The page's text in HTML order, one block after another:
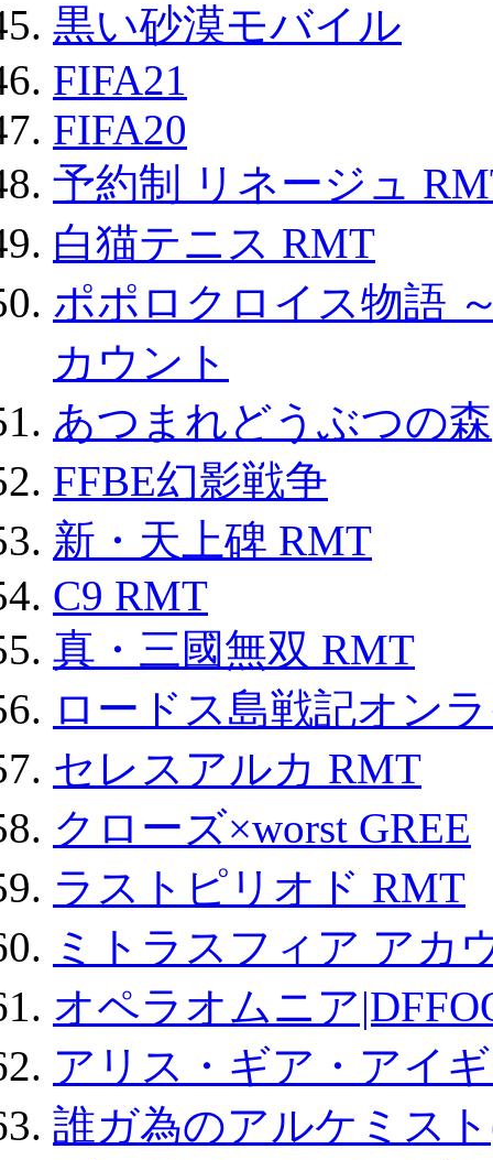
黒い砂漠モバイル
FIFA21
FIFA20
予約制 リネージュ
白猫テニス RMT
ポポロクロイス物語
カウント
あつまれどうぶつの森
FFBE幻影戦争
新・天上碑 RMT
C9 RMT
真・三國無双 RMT
ロードス島戦記オン
セレスアルカ RMT
クローズ×worst GREE
ラストピリオド RMT
ミトラスフィア アカ
オペラオムニア
アリス・ギア・アイ
誰ガ為のアルケミス